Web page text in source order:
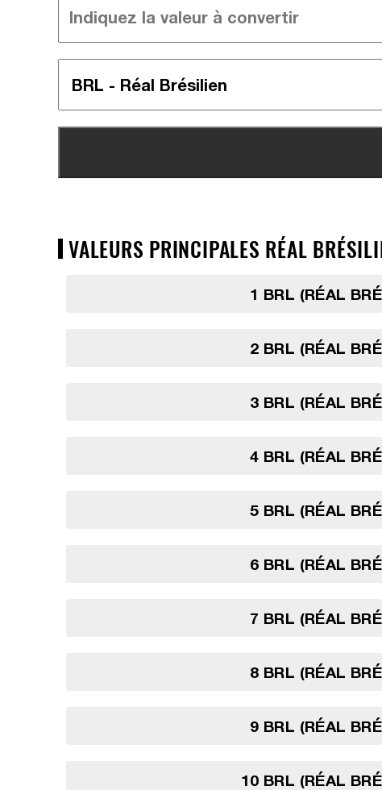
VALEURS PRINCIPALES RÉAL
1 BRL (RÉAL
2 BRL (RÉAL
3 BRL (RÉAL
4 BRL (RÉAL
5 BRL (RÉAL
6 BRL (RÉAL
7 BRL (RÉAL
8 BRL (RÉAL
9 BRL (RÉAL
10 BRL (RÉAL